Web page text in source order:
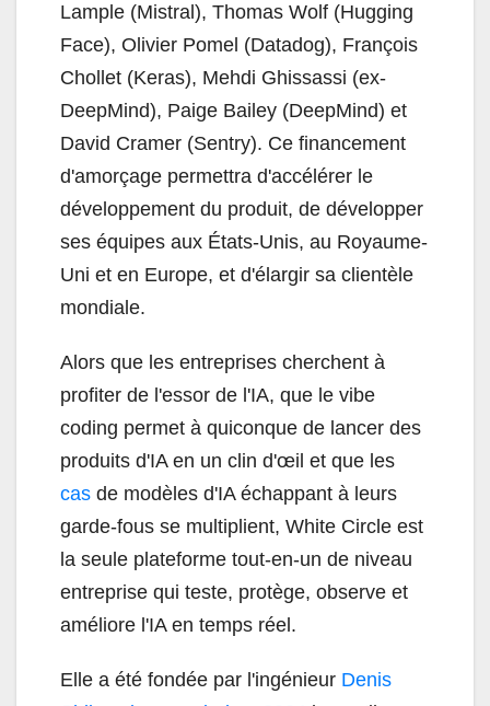
Lample (Mistral), Thomas Wolf (Hugging
Face), Olivier Pomel (Datadog), François
Chollet (Keras), Mehdi Ghissassi (ex-
DeepMind), Paige Bailey (DeepMind) et
David Cramer (Sentry). Ce financement
d'amorçage permettra d'accélérer le
développement du produit, de développer
ses équipes aux États-Unis, au Royaume-
Uni et en Europe, et d'élargir sa clientèle
mondiale.
Alors que les entreprises cherchent à
profiter de l'essor de l'IA, que le vibe
coding permet à quiconque de lancer des
produits d'IA en un clin d'œil et que les
cas de modèles d'IA échappant à leurs
garde-fous se multiplient, White Circle est
la seule plateforme tout-en-un de niveau
entreprise qui teste, protège, observe et
améliore l'IA en temps réel.
Elle a été fondée par l'ingénieur Denis